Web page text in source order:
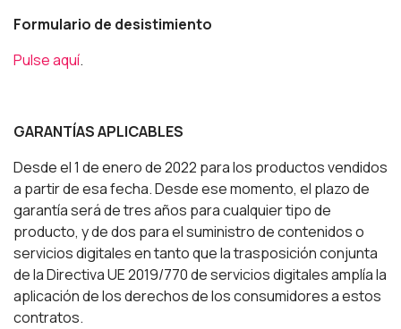
Formulario de desistimiento
Pulse aquí.
GARANTÍAS APLICABLES
Desde el 1 de enero de 2022 para los productos vendidos
a partir de esa fecha. Desde ese momento, el plazo de
garantía será de tres años para cualquier tipo de
producto, y de dos para el suministro de contenidos o
servicios digitales en tanto que la trasposición conjunta
de la Directiva UE 2019/770 de servicios digitales amplía la
aplicación de los derechos de los consumidores a estos
contratos.